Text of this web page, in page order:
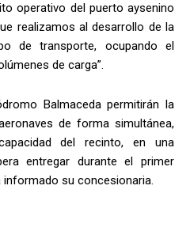
operativo del puerto aysenino
realizamos al desarrollo de la
de transporte, ocupando el
de carga”.
Balmaceda permitirán la
de forma simultánea,
del recinto, en una
entregar durante el primer
informado su concesionaria.